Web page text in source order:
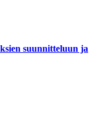
suunnitteluun ja